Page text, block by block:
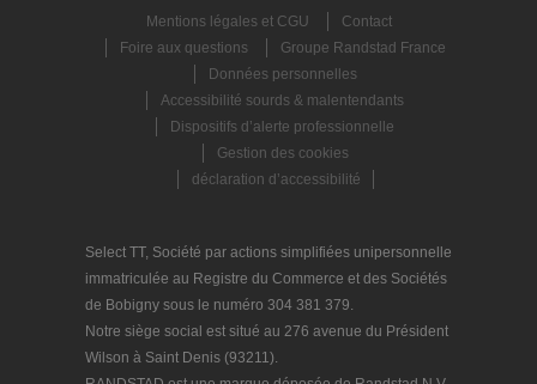
Mentions légales et CGU
Contact
Foire aux questions
Groupe Randstad France
Données personnelles
Accessibilité sourds & malentendants
Dispositifs d’alerte professionnelle
Gestion des cookies
déclaration d’accessibilité
Select TT, Société par actions simplifiées unipersonnelle
immatriculée au Registre du Commerce et des Sociétés
de Bobigny sous le numéro 304 381 379.
Notre siège social est situé au 276 avenue du Président
Wilson à Saint Denis (93211).